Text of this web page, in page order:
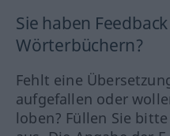
Sie haben
Wörterbüchern?
Fehlt eine
aufgefallen oder
loben? Füllen Sie